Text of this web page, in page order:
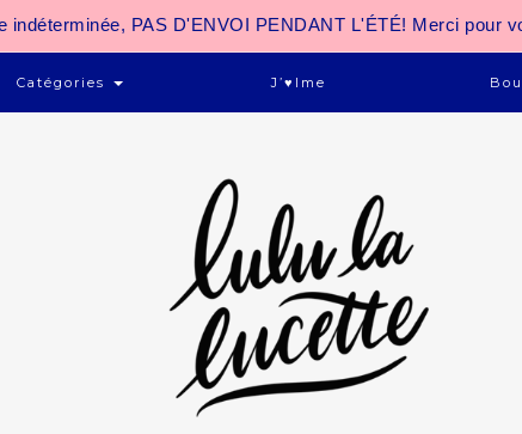
indéterminée, PAS D'ENVOI PENDANT L'ÉTÉ! Merci pour
Catégories J’♥ime